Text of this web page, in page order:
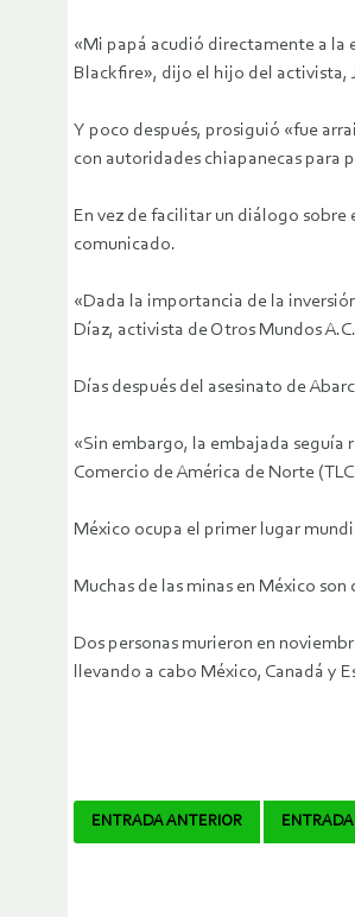
«Mi papá acudió directamente a la
Blackfire», dijo el hijo del activista,
Y poco después, prosiguió «fue
con autoridades chiapanecas para
En vez de facilitar un diálogo
comunicado.
«Dada la importancia de la
Díaz, activista de Otros Mundos
Días después del asesinato de
«Sin embargo, la embajada seguía
Comercio de América de Norte
México ocupa el primer lugar
Muchas de las minas en México
Dos personas murieron en
llevando a cabo México, Canadá y
Navegador
ENTRADA ANTERIOR